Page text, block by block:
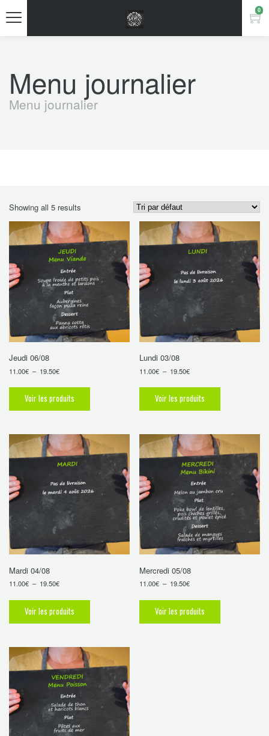
0
Menu journalier
Menu journalier
Showing all 5 results
Jeudi 06/08
11.00€ – 19.50€
Voir les produits
Lundi 03/08
11.00€ – 19.50€
Voir les produits
Mardi 04/08
11.00€ – 19.50€
Voir les produits
Mercredi 05/08
11.00€ – 19.50€
Voir les produits